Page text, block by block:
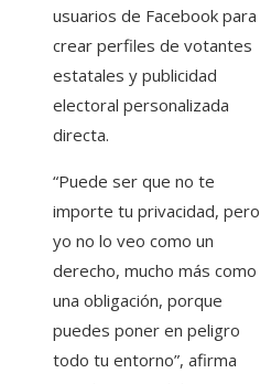
usuarios de Facebook para
crear perfiles de votantes
estatales y publicidad
electoral personalizada
directa.
“Puede ser que no te
importe tu privacidad, pero
yo no lo veo como un
derecho, mucho más como
una obligación, porque
puedes poner en peligro
todo tu entorno”, afirma